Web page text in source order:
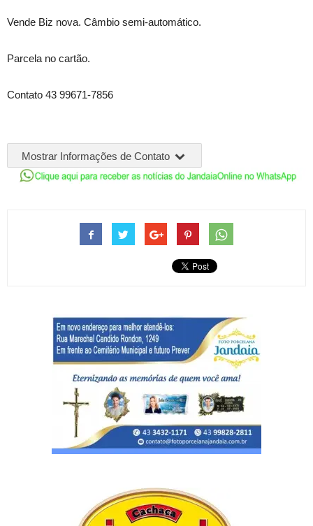
Vende Biz nova. Câmbio semi-automático.
Parcela no cartão.
Contato 43 99671-7856
Mostrar Informações de Contato